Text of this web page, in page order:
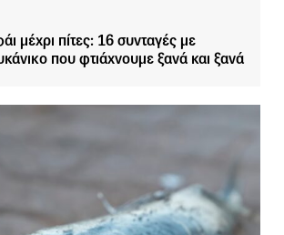
μέχρι πίτες: 16 συνταγές με
που φτιάχνουμε ξανά και ξανά